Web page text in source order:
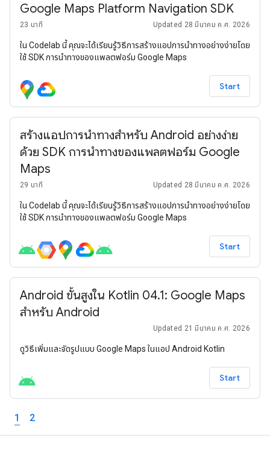
Google Maps Platform Navigation SDK
23 นาที Updated 28 มีนาคม ค.ศ. 2026
ใน Codelab นี้ คุณจะได้เรียนรู้วิธีการสร้างแอปการนำทางอย่างง่ายโดย
ใช้ SDK การนำทางของแพลตฟอร์ม Google Maps
Start
สร้างแอปการนำทางสำหรับ Android อย่างง่าย
ด้วย SDK การนำทางของแพลตฟอร์ม Google
Maps
29 นาที Updated 28 มีนาคม ค.ศ. 2026
ใน Codelab นี้ คุณจะได้เรียนรู้วิธีการสร้างแอปการนำทางอย่างง่ายโดย
ใช้ SDK การนำทางของแพลตฟอร์ม Google Maps
Start
Android ขั้นสูงใน Kotlin 04.1: Google Maps
สำหรับ Android
Updated 21 มีนาคม ค.ศ. 2026
ดูวิธีเพิ่มและจัดรูปแบบ Google Maps ในแอป Android Kotlin
Start
1 2